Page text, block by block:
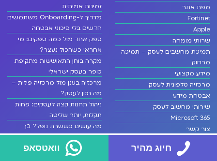
מפת אתר
Fortinet
Apple
שרותי מומחה
תמיכת מחשבים לעסק – תמיכה
מרחוק
מידע מקצועי
מרכזיה טלפונית לעסק
אבטחת מידע
שירותי מחשוב לעסק
Microsoft 365
צור קשר
מסלולי שירות ענן
שירותי ענן לעסק
זמינות אמיתית
מדריך ל-Onboarding משתמשים
חדשים בלי סיכוני אבטחה
ספק אחד מול כמה ספקים: מי
אחראי כשהכול נעצר?
מקרה בוחן התאוששות מתקיפת
כופר בעסק ישראלי
מרכזיה בענן מול מרכזיה פיזית –
מה נכון לעסק?
ניהול תחנות קצה לעסקים: פחות
תקלות, יותר שליטה
מה עושים כששרת נופל? כך
מצמצמים נזק לעסק
מתי תמיכת IT חיצונית קבועה
משתלמת לעסק?
חיוג מהיר וואטסאפ